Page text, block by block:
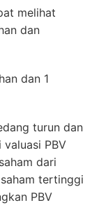
melihat
dan
dan 1
turun dan
PBV
dari
tertinggi
PBV